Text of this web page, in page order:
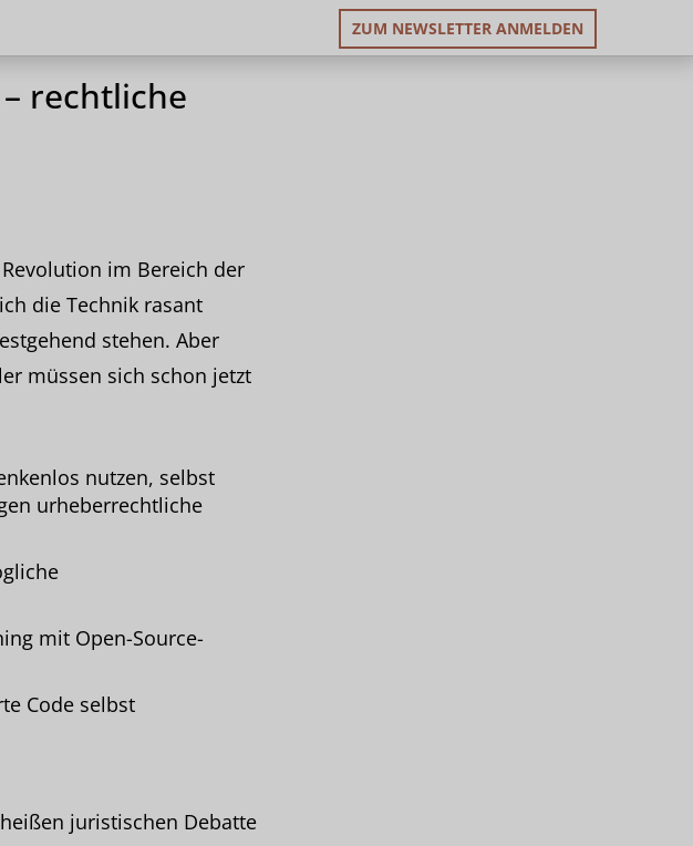
ZUM NEWSLETTER ANMELDEN
rechtliche
im Bereich der
die Technik rasant
stehen. Aber
müssen sich schon jetzt
nutzen, selbst
urheberrechtliche
mit Open-Source-
Code selbst
juristischen Debatte